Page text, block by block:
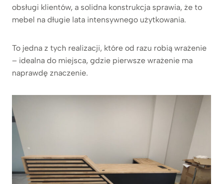
obsługi klientów, a solidna konstrukcja sprawia, że to
mebel na długie lata intensywnego użytkowania.
To jedna z tych realizacji, które od razu robią wrażenie
– idealna do miejsca, gdzie pierwsze wrażenie ma
naprawdę znaczenie.